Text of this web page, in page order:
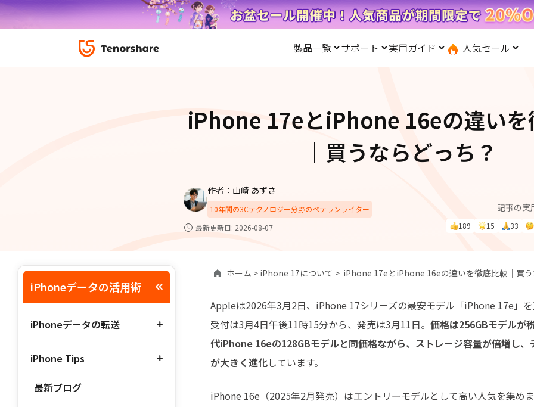
製品一覧
4DDiG-Windows データ復元
4DDiG-Mac データ復元
最新版
UltData-LINE データ復元
UltData-WhatsApp データ復元
サポート 実用ガイド
·iPhone間 連絡先コピー
·位置情報ごまかす
·家でポケモンを遊ぶ
·Whoo位置情報をオフ
最も充実したチュートリアル動画をご提供
動画を見る
iPhoneデータ復元
LINEデータ復元
iCloudデータ復元
実用ガイド
最も実践的な詳
人気セール
実施中
iPhoneバックアップ＆転送ソフト「iCareFone」で、LINE・写真・連
絡先など20種以上のデータを高速バックアップ＆転送！
時 分
iPhone 17eとiPhone 16eの違いを
｜買うならどっち？
作者：山崎 あずさ
10年間の3Cテクノロジー分野のベテランライター
最新更新日: 2026-08-07
記事の実
189 15 33
iPhoneデータの活用術
iPhoneデータの転送
クイックスタートに時間がかかり
iPhoneクイックスタートでの手順
iPhone Tips
iPhoneとiPadは同期しない方がい
最新ブログ
ホーム > iPhone 17について > iPhone 17eとiPhone 16eの違いを徹底比較｜買
Appleは2026年3月2日、iPhone 17シリーズの最安モデル「iPhone 17e」
受付は3月4日午後11時15分から、発売は3月11日。 価格は256GBモデルが
代iPhone 16eの128GBモデルと同価格ながら、ストレージ容量が倍増し
が大きく進化しています。
iPhone 16e（2025年2月発売）はエントリーモデルとして高い人気を集め